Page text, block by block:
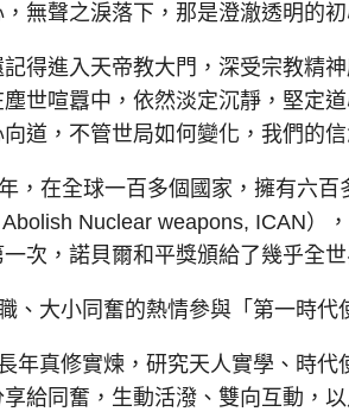
無聲之淚落下，那是澄澈透明的
進入天帝教大門，深受宗教精神
世喧囂中，依然淡定沉靜，堅定
向道，不管世局如何變化，我們的
在全球一百多個國家，擁有六百
Nuclear weapons, ICAN）
次，諾貝爾和平獎頒給了幾乎全
、大小同奮的熱情參與「第一時代
年真修實煉，研究天人實學、時代
享給同奮，生動活潑、雙向互動，